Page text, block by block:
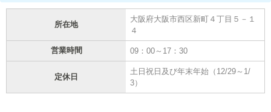
所在地
大阪府大阪市西区新町４丁目５－１
４
営業時間 09：00～17：30
定休日
土日祝日及び年末年始（12/29～1/
3）